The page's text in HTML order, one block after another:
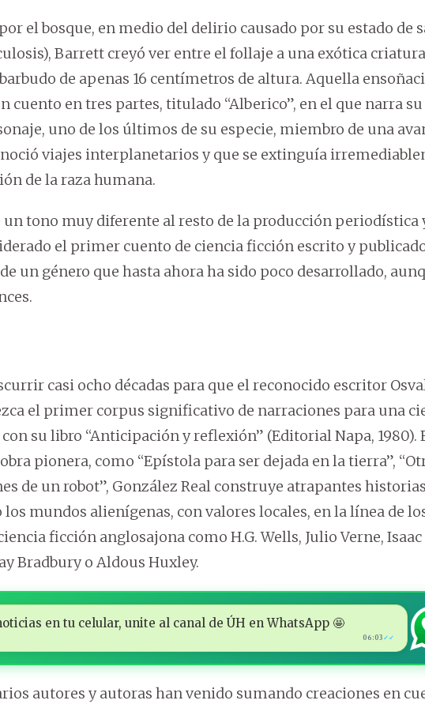
el bosque, en medio del delirio causado por su estado de
Barrett creyó ver entre el follaje a una exótica
de apenas 16 centímetros de altura. Aquella
cuento en tres partes, titulado “Alberico”, en el que narra
uno de los últimos de su especie, miembro de una
viajes interplanetarios y que se extinguía
de la raza humana.
un tono muy diferente al resto de la producción
el primer cuento de ciencia ficción escrito y
un género que hasta ahora ha sido poco desarrollado,
casi ocho décadas para que el reconocido escritor
el primer corpus significativo de narraciones para una
su libro “Anticipación y reflexión” (Editorial Napa, 1980).
pionera, como “Epístola para ser dejada en la tierra”,
de un robot”, González Real construye atrapantes
mundos alienígenas, con valores locales, en la línea de
ficción anglosajona como H.G. Wells, Julio Verne,
Bradbury o Aldous Huxley.
en tu celular, unite al canal de ÚH en WhatsApp 🤩
06:03 ✓✓
autores y autoras han venido sumando creaciones en